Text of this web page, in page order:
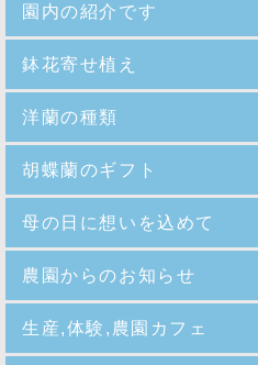
園内の紹介 です
鉢花寄せ植え
洋蘭の種類
胡蝶蘭のギフト
母の日に想いを込めて
農園からのお知らせ
生産,体験,農園カフェ